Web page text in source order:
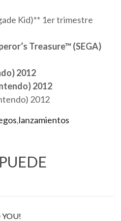
Kid)** 1er trimestre
Treasure™ (SEGA)
2012
2012
2012
,lanzamientos
YOU!